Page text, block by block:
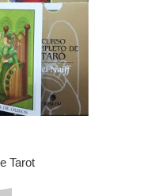
Tarot